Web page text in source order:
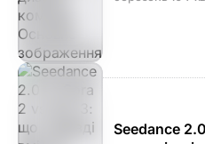
Seedance